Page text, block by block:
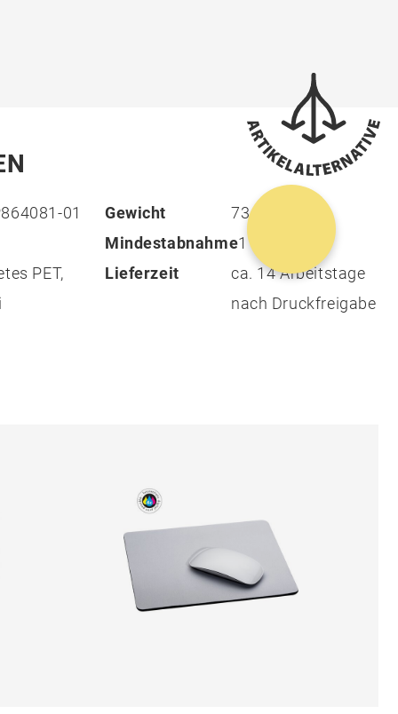
01
PET,
Gewicht
73 g
Mindestabnahme1
Lieferzeit
ca. 14 Arbeitstage
nach Druckfreigabe